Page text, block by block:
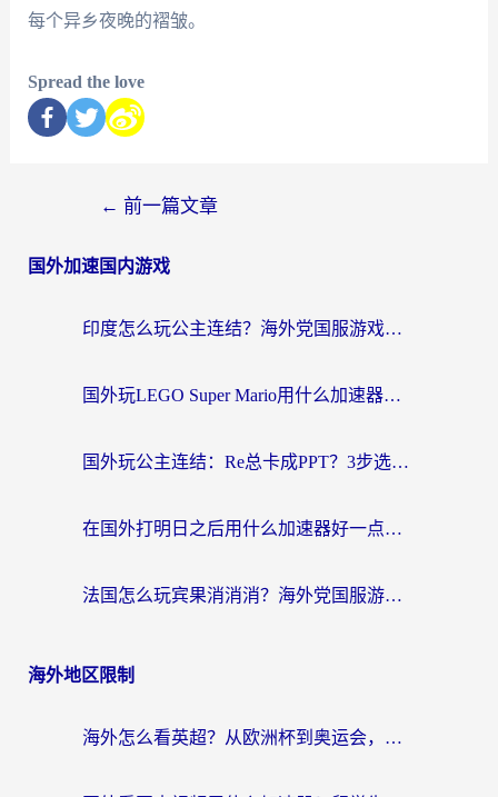
每个异乡夜晚的褶皱。
Spread the love
← 前一篇文章
国外加速国内游戏
印度怎么玩公主连结？海外党国服游戏加速终极指南（附仙境传说RO重生细胞优化技巧）
国外玩LEGO Super Mario用什么加速器？2026海外玩家亲测有效指南
国外玩公主连结：Re总卡成PPT？3步选对加速器，畅玩国服无压力
在国外打明日之后用什么加速器好一点？海外玩家亲测有效的国服游戏加速指南
法国怎么玩宾果消消消？海外党国服游戏加速器终极指南（附漫威召唤与合成解决办法）
海外地区限制
海外怎么看英超？从欧洲杯到奥运会，一份让你不卡壳的中文解说观看指南